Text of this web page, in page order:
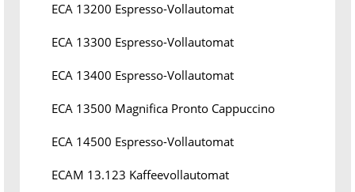
ECA 13200 Espresso-Vollautomat
ECA 13300 Espresso-Vollautomat
ECA 13400 Espresso-Vollautomat
ECA 13500 Magnifica Pronto Cappuccino
ECA 14500 Espresso-Vollautomat
ECAM 13.123 Kaffeevollautomat